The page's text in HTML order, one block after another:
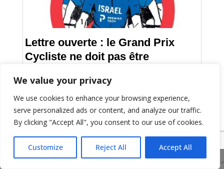
We value your privacy
We use cookies to enhance your browsing experience,
serve personalized ads or content, and analyze our traffic.
By clicking "Accept All", you consent to our use of cookies.
Customize Reject All Accept All
Lettre ouverte : le Grand Prix
Cycliste ne doit pas être
Share This